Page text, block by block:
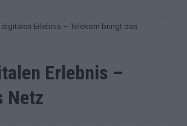
ESC-Finale wird eine Party EUROVISION
aufgestiegen – alle 25 Acts im Kurzcheck
Erlebnis – Telekom bringt das
Erlebnis –
Netz